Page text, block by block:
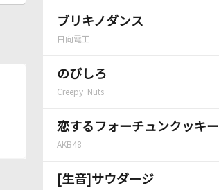
ブリキノダンス
日向電工
のびしろ
Creepy Nuts
恋するフォーチュンクッキー
AKB48
[生音]サウダージ